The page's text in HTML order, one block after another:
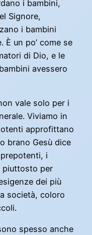
i bambini,
Signore,
i bambini
un po’ come se
di Dio, e le
avessero
vale solo per i
Viviamo in
approfittano
brano Gesù dice
i
piuttosto per
dei più
società, coloro
spesso anche